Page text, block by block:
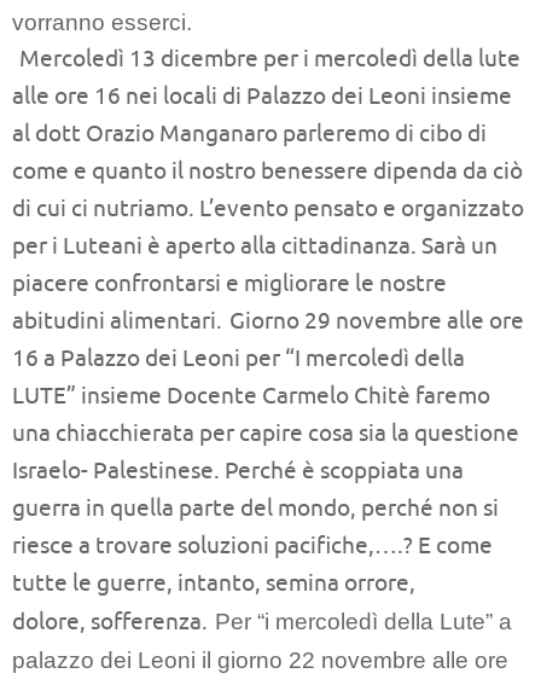
vorranno esserci.
Mercoledì 13 dicembre per i mercoledì della lute
alle ore 16 nei locali di Palazzo dei Leoni insieme
al dott Orazio Manganaro parleremo di cibo di
come e quanto il nostro benessere dipenda da ciò
di cui ci nutriamo. L’evento pensato e organizzato
per i Luteani è aperto alla cittadinanza. Sarà un
piacere confrontarsi e migliorare le nostre
abitudini alimentari. Giorno 29 novembre alle ore
16 a Palazzo dei Leoni per “I mercoledì della
LUTE” insieme Docente Carmelo Chitè faremo
una chiacchierata per capire cosa sia la questione
Israelo- Palestinese. Perché è scoppiata una
guerra in quella parte del mondo, perché non si
riesce a trovare soluzioni pacifiche,….? E come
tutte le guerre, intanto, semina orrore,
dolore, sofferenza. Per “i mercoledì della Lute” a
palazzo dei Leoni il giorno 22 novembre alle ore